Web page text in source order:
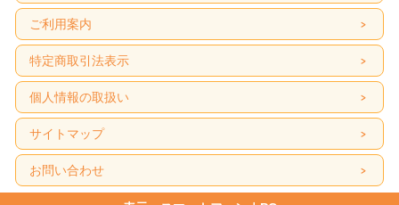
ご利用案内
特定商取引法表示
個人情報の取扱い
サイトマップ
お問い合わせ